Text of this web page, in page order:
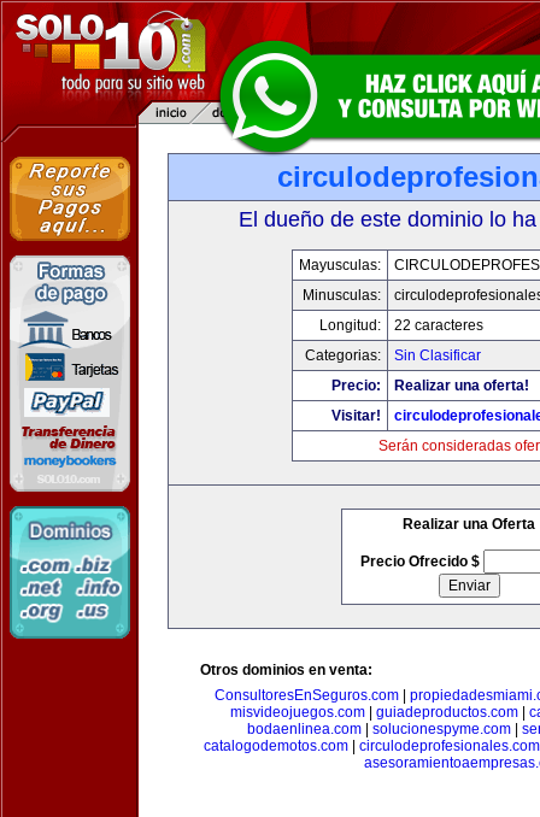
El dueño de este dominio lo
Mayusculas:
Minusculas:
Longitud:
22 caracteres
Categorias:
Sin Clasificar
Precio:
Realizar una oferta!
Visitar!
Serán consideradas
Realizar una Oferta
Precio Ofrecido $
Otros dominios en venta:
ConsultoresEnSeguros.com
misvideojuegos.com
guiadeproductos.com
bodaenlinea.com
solucionespyme.com
catalogodemotos.com
circulodeprofesionales.com